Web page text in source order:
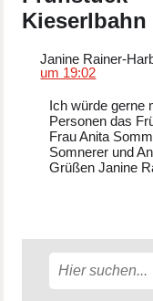
Kieserlbahn
Janine Rainer-
um 19:02
Ich würde gerne
Personen das
Frau Anita
Somnerer und
Grüßen Janine